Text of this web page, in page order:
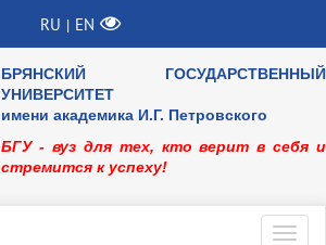
RU | EN
БРЯНСКИЙ ГОСУДАРСТВЕННЫЙ
УНИВЕРСИТЕТ
имени академика И.Г. Петровского
БГУ - вуз для тех, кто верит в себя и
стремится к успеху!